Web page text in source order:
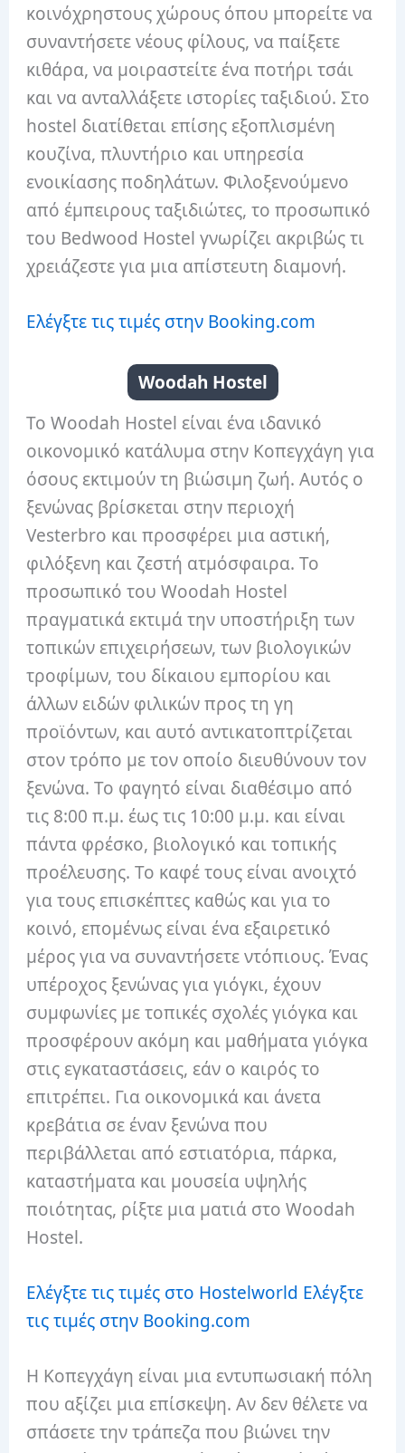
κοινόχρηστους χώρους όπου μπορείτε να
συναντήσετε νέους φίλους, να παίξετε
κιθάρα, να μοιραστείτε ένα ποτήρι τσάι
και να ανταλλάξετε ιστορίες ταξιδιού. Στο
hostel διατίθεται επίσης εξοπλισμένη
κουζίνα, πλυντήριο και υπηρεσία
ενοικίασης ποδηλάτων. Φιλοξενούμενο
από έμπειρους ταξιδιώτες, το προσωπικό
του Bedwood Hostel γνωρίζει ακριβώς τι
χρειάζεστε για μια απίστευτη διαμονή.
Ελέγξτε τις τιμές στην Booking.com
Woodah Hostel
Το Woodah Hostel είναι ένα ιδανικό
οικονομικό κατάλυμα στην Κοπεγχάγη για
όσους εκτιμούν τη βιώσιμη ζωή. Αυτός ο
ξενώνας βρίσκεται στην περιοχή
Vesterbro και προσφέρει μια αστική,
φιλόξενη και ζεστή ατμόσφαιρα. Το
προσωπικό του Woodah Hostel
πραγματικά εκτιμά την υποστήριξη των
τοπικών επιχειρήσεων, των βιολογικών
τροφίμων, του δίκαιου εμπορίου και
άλλων ειδών φιλικών προς τη γη
προϊόντων, και αυτό αντικατοπτρίζεται
στον τρόπο με τον οποίο διευθύνουν τον
ξενώνα. Το φαγητό είναι διαθέσιμο από
τις 8:00 π.μ. έως τις 10:00 μ.μ. και είναι
πάντα φρέσκο, βιολογικό και τοπικής
προέλευσης. Το καφέ τους είναι ανοιχτό
για τους επισκέπτες καθώς και για το
κοινό, επομένως είναι ένα εξαιρετικό
μέρος για να συναντήσετε ντόπιους. Ένας
υπέροχος ξενώνας για γιόγκι, έχουν
συμφωνίες με τοπικές σχολές γιόγκα και
προσφέρουν ακόμη και μαθήματα γιόγκα
στις εγκαταστάσεις, εάν ο καιρός το
επιτρέπει. Για οικονομικά και άνετα
κρεβάτια σε έναν ξενώνα που
περιβάλλεται από εστιατόρια, πάρκα,
καταστήματα και μουσεία υψηλής
ποιότητας, ρίξτε μια ματιά στο Woodah
Hostel.
Ελέγξτε τις τιμές στο Hostelworld Ελέγξτε
τις τιμές στην Booking.com
Η Κοπεγχάγη είναι μια εντυπωσιακή πόλη
που αξίζει μια επίσκεψη. Αν δεν θέλετε να
σπάσετε την τράπεζα που βιώνει την